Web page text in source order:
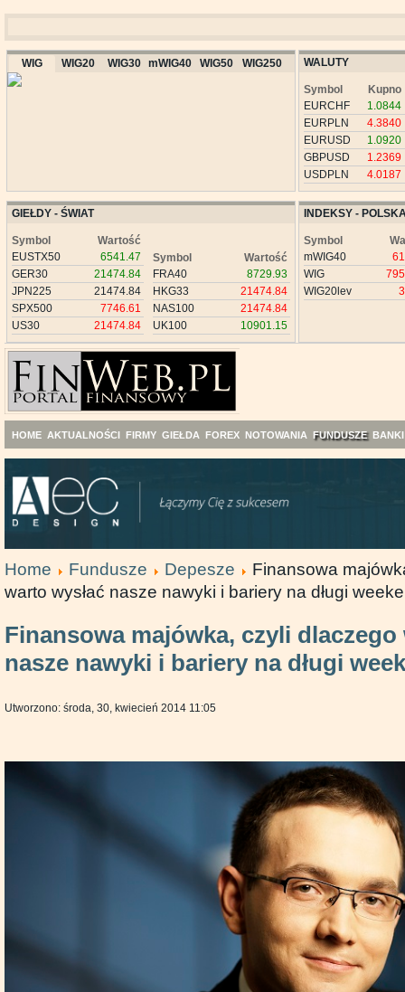
WIG WIG20 WIG30 mWIG40 WIG50 WIG250 WALUTY
Symbol
Kupno
EURCHF
1.0844
EURPLN
4.3840
EURUSD
1.0920
GBPUSD
1.2369
USDPLN
4.0187
GIEŁDY - ŚWIAT
Symbol
Wartość
EUSTX50
6541.47
GER30
21474.84
JPN225
21474.84
SPX500
7746.61
US30
21474.84
Symbol
Wartość
FRA40
8729.93
HKG33
21474.84
NAS100
21474.84
UK100
10901.15
INDEKSY -
Symbol
mWIG40
WIG
WIG20lev
HOME AKTUALNOŚCI FIRMY GIEŁDA FOREX NOTOWANIA FUNDUSZE BANKI
Home Fundusze Depesze
Finansowa
warto wysłać nasze nawyki i bariery na długi
Finansowa majówka, czyli dlaczego
nasze nawyki i bariery na długi
Utworzono: środa, 30, kwiecień 2014 11:05